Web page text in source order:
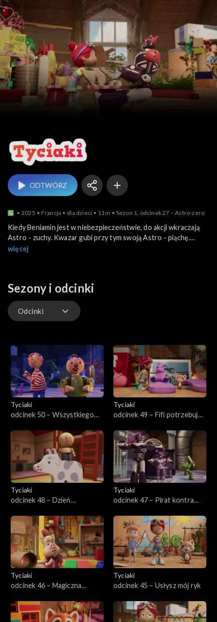
Tyciaki
ODTWÓRZ
2025 Francja dla dzieci 11m Sezon 1, odcinek 27 – Astro-zero
Kiedy Beniamin jest w niebezpieczeństwie, do akcji wkraczają
Astro - zuchy. Kwazar gubi przy tym swoją Astro - piąchę.
Przyjaciele ze Strychowa pomagają mu rozwiązać problem.
więcej
Sezony i odcinki
Odcinki
Tyciaki
odcinek 50 – Wszystkiego
Tyciaki
odcinek 49 – Fifi potrzebuje
Tyciaki
odcinek 48 – Dzień
Tyciaki
odcinek 47 – Pirat kontra
Tyciaki
odcinek 46 – Magiczna
Tyciaki
odcinek 45 – Usłysz mój ryk